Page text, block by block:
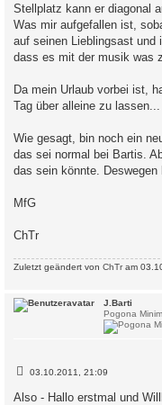
Stellplatz kann er diagonal
Was mir aufgefallen ist,
auf seinen Lieblingsast und
dass es mit der musik was
Da mein Urlaub vorbei ist,
Tag über alleine zu lassen...
Wie gesagt, bin noch ein
das sei normal bei Bartis.
das sein könnte.
MfG
ChTr
Zuletzt geändert von ChTram
J.Barti
Pogona
B
t
03.10.2011, 21:09
Also - Hallo erstmal und